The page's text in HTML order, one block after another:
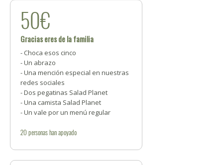
50€
Gracias eres de la familia
- Choca esos cinco
- Un abrazo
- Una mención especial en nuestras
redes sociales
- Dos pegatinas Salad Planet
- Una camista Salad Planet
- Un vale por un menú regular
20 personashan apoyado